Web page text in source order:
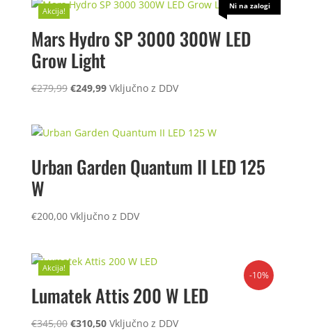
Ni na zalogi
Akcija!
Mars Hydro SP 3000 300W LED
Grow Light
€279,99 Izvirna
bila:
€249,99Trenutna
€249,99.
Vključno z DDV
Urban Garden Quantum II LED 125
W
€200,00 Vključno z DDV
-10%
Akcija!
Lumatek Attis 200 W LED
€345,00 Izvirna
€310,50Trenutna
Vključno z DDV